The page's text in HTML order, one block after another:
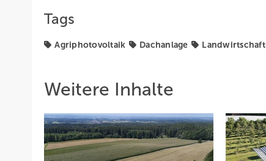
Tags
Agriphotovoltaik Dachanlage Landwirtschaft
Weitere Inhalte